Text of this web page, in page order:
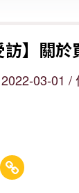
訪】關
2022-03-01 /